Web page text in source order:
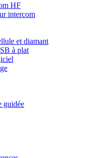
HF
intercom
et diamant
à plat
guidée